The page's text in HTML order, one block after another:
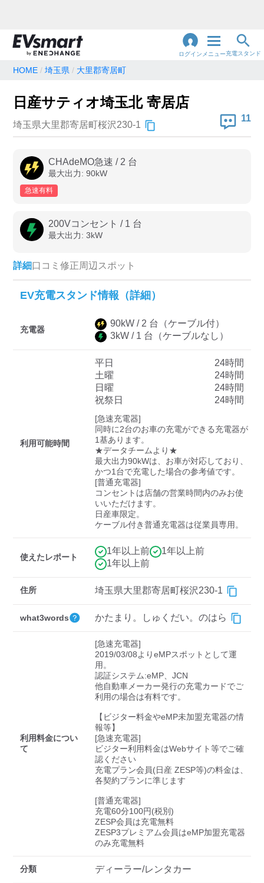
ログイン メニュー充電スタンド
地名・観光スポット・住所で検索
充電器の種類
急速充電器のみ表示
高速道路上のみ表示
認証システム
EV充電エネチェンジ
三菱ディーラーを表示
日産ディーラーを表示
中速-20kW-以上
検索する
HOME 埼玉県 大里郡寄居町
日産サティオ埼玉北 寄居店
埼玉県大里郡寄居町桜沢230-1
11
CHAdeMO急速 / 2 台
最大出力: 90kW
急速有料
200Vコンセント / 1 台
最大出力: 3kW
詳細口コミ 修正周辺スポット
EV充電スタンド情報（詳細）
充電器
90kW / 2 台
（ケーブル付）
3kW / 1 台 （ケーブルなし）
利用可能時間
平日
24時間
土曜
24時間
日曜
24時間
祝祭日
24時間
[急速充電器]
同時に2台のお車の充電ができる充電器が
1基あります。
★データチームより★
最大出力90kWは、お車が対応しており、
かつ1台で充電した場合の参考値です。
[普通充電器]
コンセントは店舗の営業時間内のみお使
いいただけます。
日産車限定。
ケーブル付き普通充電器は従業員専用。
使えたレポート
1年以上前
1年以上前
1年以上前
住所 埼玉県大里郡寄居町桜沢230-1
what3words かたまり。しゅくだい。のはら
利用料金につい
て
[急速充電器]
2019/03/08よりeMPスポットとして運
用。
認証システム:eMP、JCN
他自動車メーカー発行の充電カードでご
利用の場合は有料です。
【ビジター料金やeMP未加盟充電器の情
報等】
[急速充電器]
ビジター利用料金はWebサイト等でご確
認ください
充電プラン会員(日産 ZESP等)の料金は、
各契約プランに準じます
[普通充電器]
充電60分100円(税別)
ZESP会員は充電無料
ZESP3プレミアム会員はeMP加盟充電器
のみ充電無料
分類 ディーラー/レンタカー